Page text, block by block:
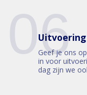
06
Geef je ons
in voor
dag zijn we